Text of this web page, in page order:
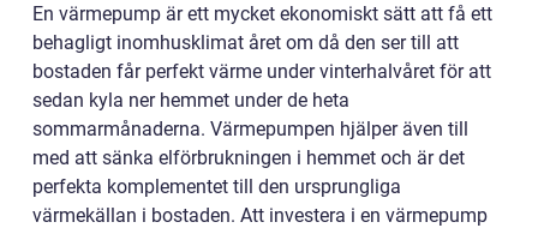
En värmepump är ett mycket ekonomiskt sätt att få ett
behagligt inomhusklimat året om då den ser till att
bostaden får perfekt värme under vinterhalvåret för att
sedan kyla ner hemmet under de heta
sommarmånaderna. Värmepumpen hjälper även till
med att sänka elförbrukningen i hemmet och är det
perfekta komplementet till den ursprungliga
värmekällan i bostaden. Att investera i en värmepump